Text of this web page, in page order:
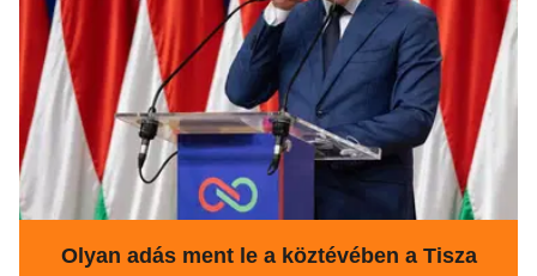
Olyan adás ment le a köztévében a Tisza